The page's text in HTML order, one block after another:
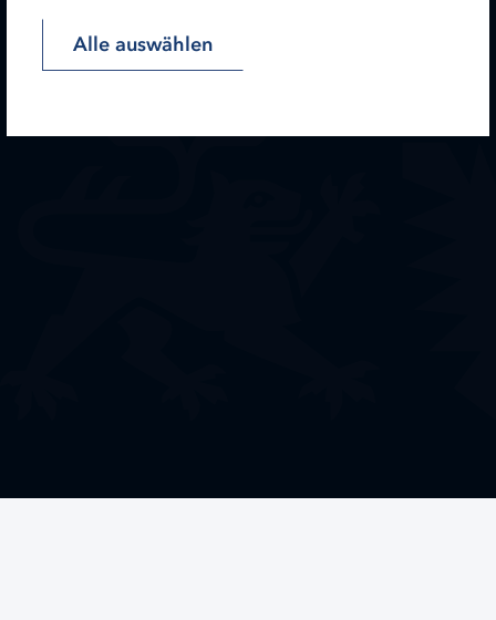
Alle auswählen